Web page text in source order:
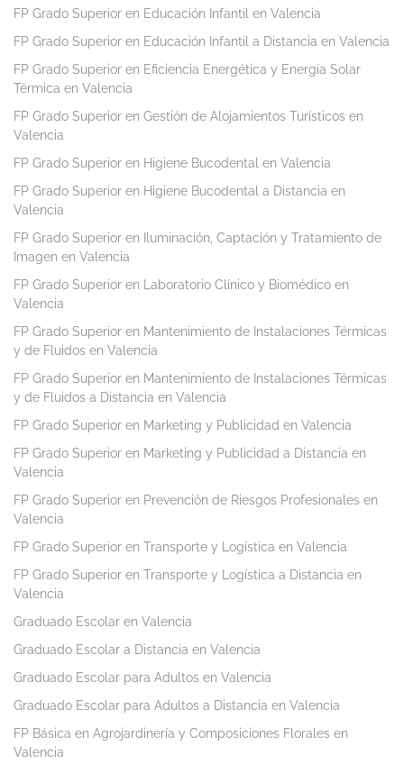
FP Grado Superior en Educación Infantil en Valencia
FP Grado Superior en Educación Infantil a Distancia en Valencia
FP Grado Superior en Eficiencia Energética y Energía Solar
Térmica en Valencia
FP Grado Superior en Gestión de Alojamientos Turísticos en
Valencia
FP Grado Superior en Higiene Bucodental en Valencia
FP Grado Superior en Higiene Bucodental a Distancia en
Valencia
FP Grado Superior en Iluminación, Captación y Tratamiento de
Imagen en Valencia
FP Grado Superior en Laboratorio Clínico y Biomédico en
Valencia
FP Grado Superior en Mantenimiento de Instalaciones Térmicas
y de Fluidos en Valencia
FP Grado Superior en Mantenimiento de Instalaciones Térmicas
y de Fluidos a Distancia en Valencia
FP Grado Superior en Marketing y Publicidad en Valencia
FP Grado Superior en Marketing y Publicidad a Distancia en
Valencia
FP Grado Superior en Prevención de Riesgos Profesionales en
Valencia
FP Grado Superior en Transporte y Logística en Valencia
FP Grado Superior en Transporte y Logística a Distancia en
Valencia
Graduado Escolar en Valencia
Graduado Escolar a Distancia en Valencia
Graduado Escolar para Adultos en Valencia
Graduado Escolar para Adultos a Distancia en Valencia
FP Básica en Agrojardinería y Composiciones Florales en
Valencia